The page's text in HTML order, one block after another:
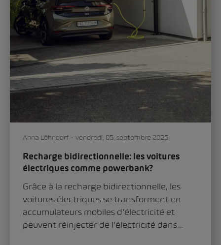
Anna Löhndorf vendredi, 05. septembre 2025
Recharge bidirectionnelle: les voitures
électriques comme powerbank?
Grâce à la recharge bidirectionnelle, les
voitures électriques se transforment en
accumulateurs mobiles d’électricité et
peuvent réinjecter de l’électricité dans...